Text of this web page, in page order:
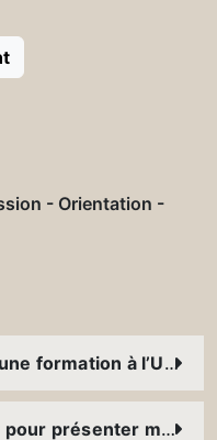
- Orientation -
Comment candidater pour une formation à l’USJ ?
Quels sont les frais à payer pour présenter mon dossier ?